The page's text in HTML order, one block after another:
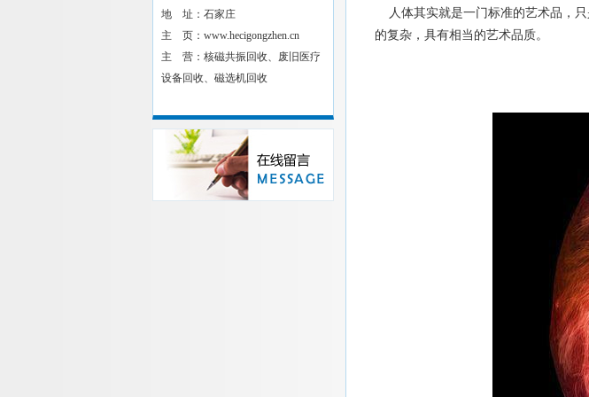
地 址：石家庄
主 页：www.hecigongzhen.cn
主 营：核磁共振回收、废旧医疗
设备回收、磁选机回收
人体其实就是一门标准的艺术品，只
的复杂，具有相当的艺术品质。